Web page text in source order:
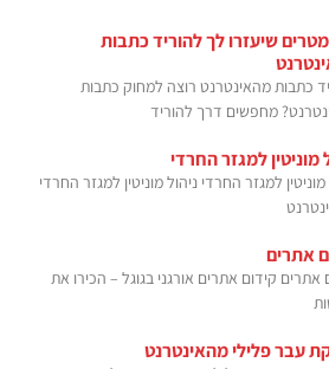
שיעזרו לך להוריד כתבות
כתבות מהאינטרנט רוצה למחוק כתבות
מחפשים דרך להוריד
מוניטין למגזר החרדי
מוניטין למגזר החרדי ניהול מוניטין למגזר החרדי
אתרים
אתרים קידום אתרים אורגני בגוגל – הכירו את
עבר פלילי מהאינטרנט